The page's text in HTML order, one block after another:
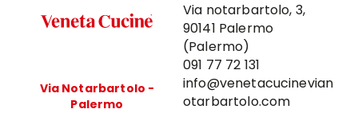
Via Notarbartolo -
Palermo
Via notarbartolo, 3,
90141 Palermo
(Palermo)
091 77 72 131
info@venetacucinevian
otarbartolo.com